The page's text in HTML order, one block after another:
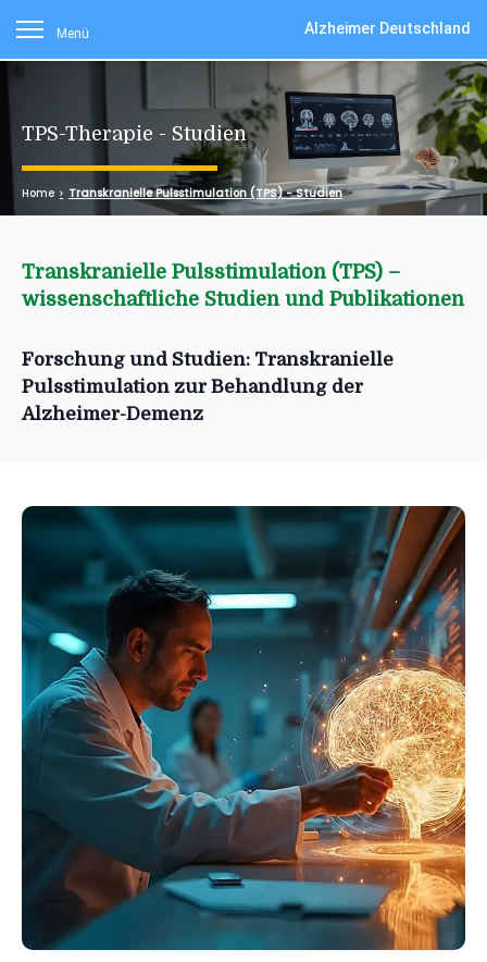
TPS-Therapie - Studien
Home Transkranielle Pulsstimulation (TPS) - Studien
Transkranielle Pulsstimulation (TPS) –
wissenschaftliche Studien und Publikationen
Forschung und Studien: Transkranielle
Pulsstimulation zur Behandlung der
Alzheimer-Demenz
Menü Alzheimer Deutschland